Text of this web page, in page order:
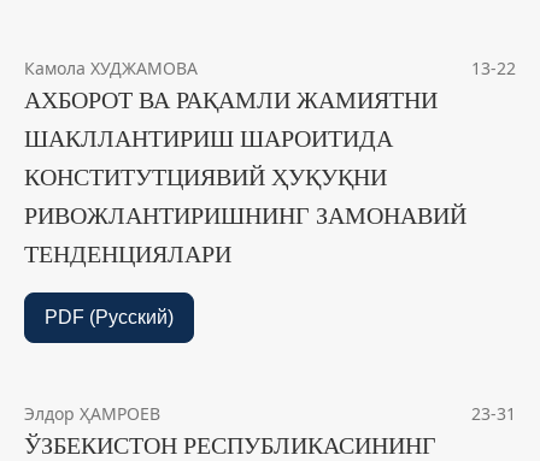
Камола ХУДЖАМОВА 13-22
АХБОРОТ ВА РАҚАМЛИ ЖАМИЯТНИ
ШАКЛЛАНТИРИШ ШАРОИТИДА
КОНСТИТУТЦИЯВИЙ ҲУҚУҚНИ
РИВОЖЛАНТИРИШНИНГ ЗАМОНАВИЙ
ТЕНДЕНЦИЯЛАРИ
PDF (Русский)
Элдор ҲАМРОЕВ 23-31
ЎЗБЕКИСТОН РЕСПУБЛИКАСИНИНГ